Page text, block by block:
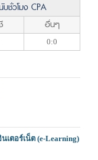
บชั่วโมง CPA
อื่นๆ
0:0
ตอร์เน็ต (e-Learning)